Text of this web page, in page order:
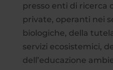
presso enti di ricerca
private, operanti nei
biologiche, della
servizi ecosistemici,
dell’educazione